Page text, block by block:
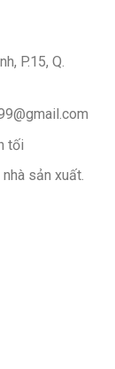
P.15, Q.
tối
sản xuất.